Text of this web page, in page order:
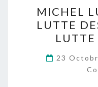
MICHEL
LUTTE
LUTTE
23